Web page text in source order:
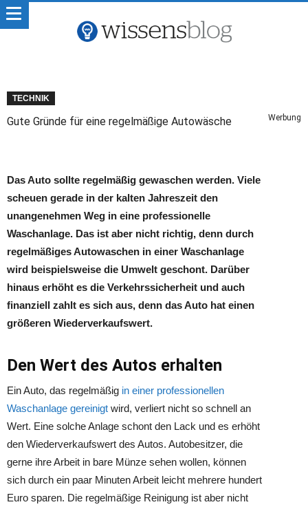
TECHNIK
Gute Gründe für eine regelmäßige Autowäsche Werbung
Das Auto sollte regelmäßig gewaschen werden. Viele
scheuen gerade in der kalten Jahreszeit den
unangenehmen Weg in eine professionelle
Waschanlage. Das ist aber nicht richtig, denn durch
regelmäßiges Autowaschen in einer Waschanlage
wird beispielsweise die Umwelt geschont. Darüber
hinaus erhöht es die Verkehrssicherheit und auch
finanziell zahlt es sich aus, denn das Auto hat einen
größeren Wiederverkaufswert.
Den Wert des Autos erhalten
Ein Auto, das regelmäßig in einer professionellen
Waschanlage gereinigt wird, verliert nicht so schnell an
Wert. Eine solche Anlage schont den Lack und es erhöht
den Wiederverkaufswert des Autos. Autobesitzer, die
gerne ihre Arbeit in bare Münze sehen wollen, können
sich durch ein paar Minuten Arbeit leicht mehrere hundert
Euro sparen. Die regelmäßige Reinigung ist aber nicht